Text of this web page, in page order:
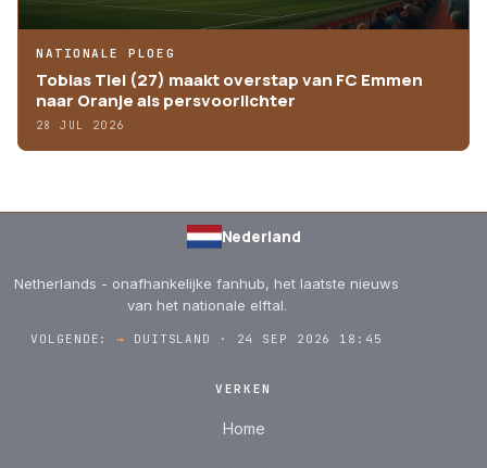
NATIONALE PLOEG
Tobias Tiel (27) maakt overstap van FC Emmen
naar Oranje als persvoorlichter
28 JUL 2026
Nederland
Netherlands - onafhankelijke fanhub, het laatste nieuws
van het nationale elftal.
VOLGENDE:→ DUITSLAND · 24 SEP 2026 18:45
VERKEN
Home